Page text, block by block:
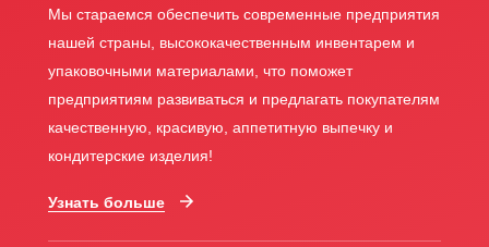
Мы стараемся обеспечить современные предприятия
нашей страны, высококачественным инвентарем и
упаковочными материалами, что поможет
предприятиям развиваться и предлагать покупателям
качественную, красивую, аппетитную выпечку и
кондитерские изделия!
Узнать больше